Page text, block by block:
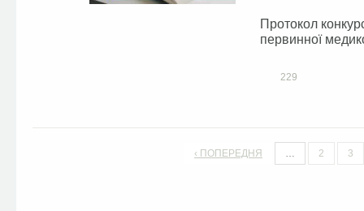
Протокол
первинної
229
‹ ПОПЕРЕДНЯ … 2 3